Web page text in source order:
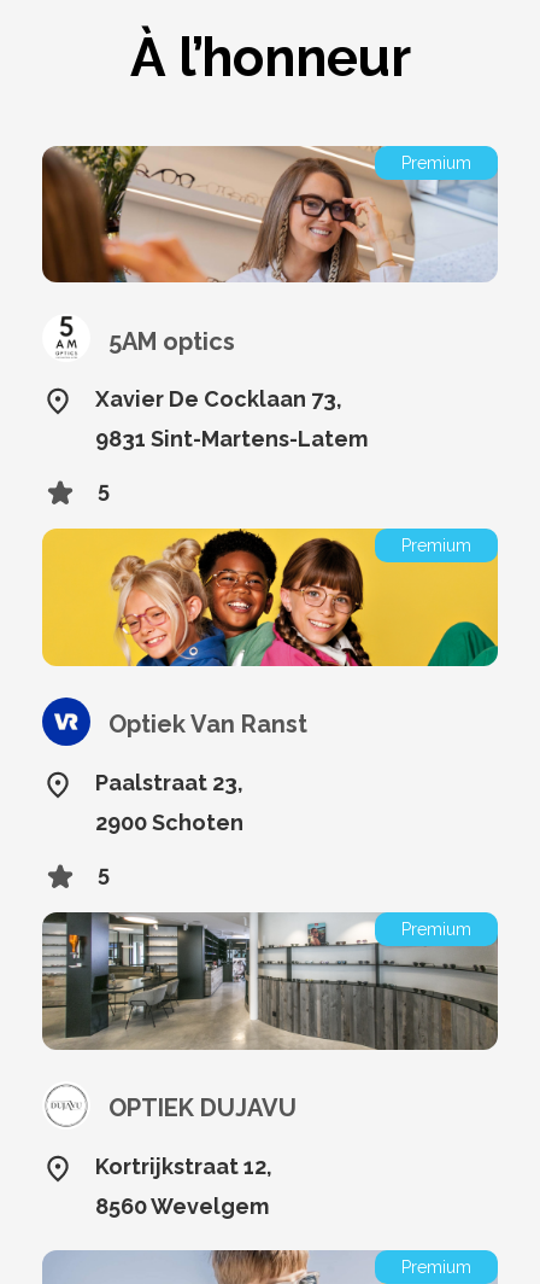
À l’honneur
Premium
5AM optics
Xavier De Cocklaan 73,
9831 Sint-Martens-Latem
5
Premium
Optiek Van Ranst
Paalstraat 23,
2900 Schoten
5
Premium
OPTIEK DUJAVU
Kortrijkstraat 12,
8560 Wevelgem
Premium